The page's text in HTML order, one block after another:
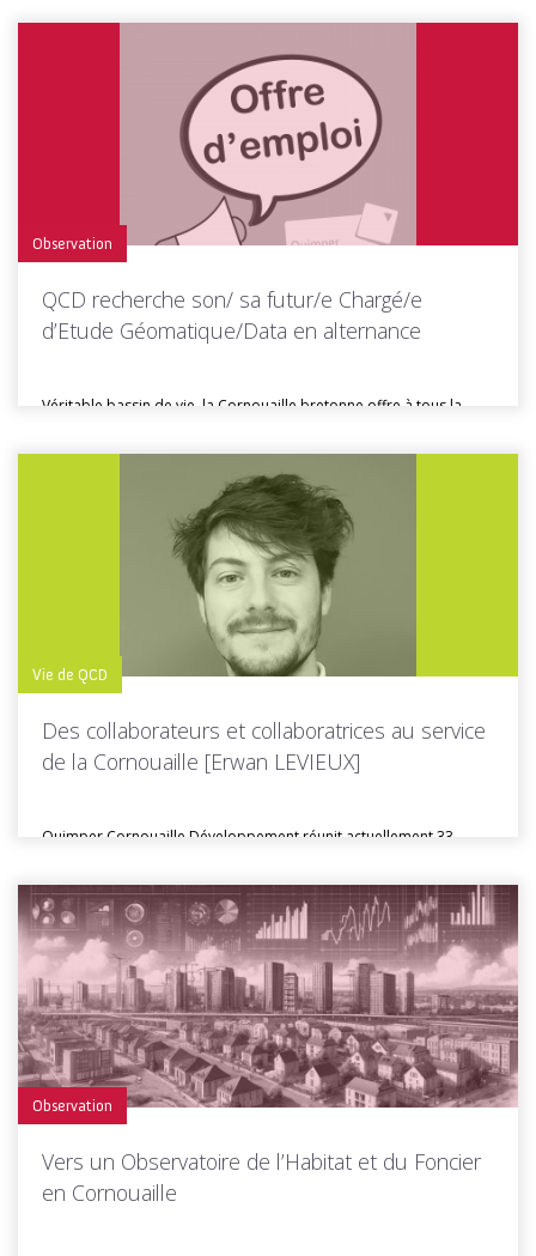
Toutes les actus de cette rubrique
Observation
QCD recherche son/ sa futur/e Chargé/e
d’Etude Géomatique/Data en alternance
Véritable bassin de vie, la Cornouaille bretonne offre à tous la
Toutes les actus de cette rubrique
Vie de QCD
Des collaborateurs et collaboratrices au service
de la Cornouaille [Erwan LEVIEUX]
Quimper Cornouaille Développement réunit actuellement 33
Toutes les actus de cette rubrique LIRE LA SUITE
Observation
Vers un Observatoire de l’Habitat et du Foncier
en Cornouaille